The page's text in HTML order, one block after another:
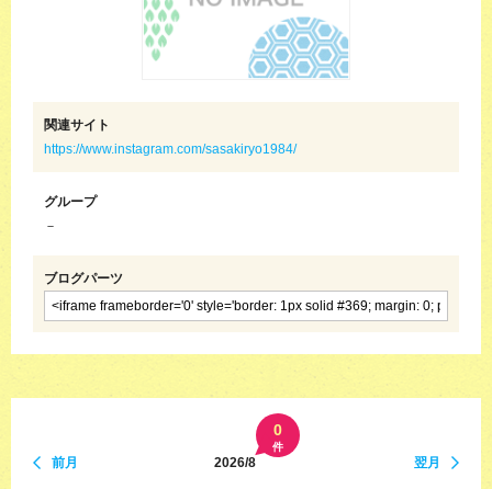
関連サイト
https://www.instagram.com/sasakiryo1984/
グループ
－
ブログパーツ
前月 2026/8
0
件
翌月